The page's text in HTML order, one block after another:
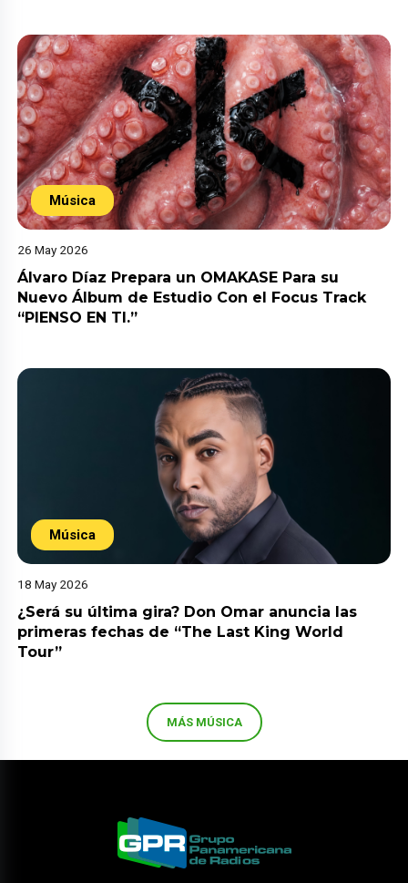
Música
26 May 2026
Álvaro Díaz Prepara un OMAKASE Para su
Nuevo Álbum de Estudio Con el Focus Track
“PIENSO EN TI.”
Música
18 May 2026
¿Será su última gira? Don Omar anuncia las
primeras fechas de “The Last King World
Tour”
MÁS MÚSICA